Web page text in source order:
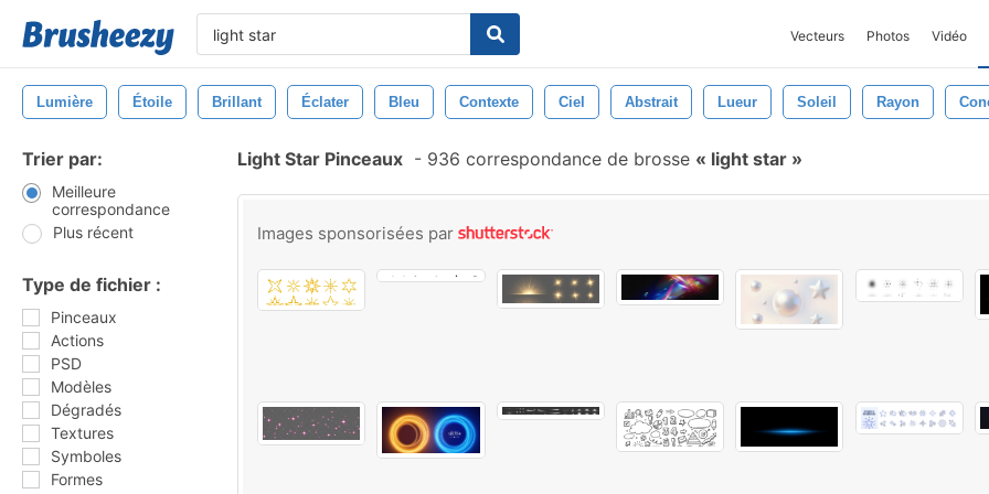
Vecteurs Photos Vidéo
Lumière Étoile Brillant Éclater Bleu Contexte Ciel Abstrait Lueur Soleil Rayon
Trier par:
Meilleure
correspondance
Plus récent
Type de fichier :
Pinceaux
Actions
PSD
Modèles
Dégradés
Textures
Symboles
Formes
Light Star Pinceaux - 936 correspondance de brosse light star
Images sponsorisées par